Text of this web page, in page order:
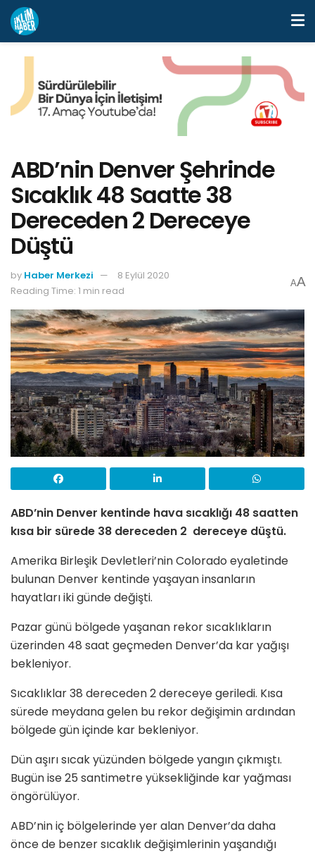
ABD’nin Denver Şehrinde
Sıcaklık 48 Saatte 38
Dereceden 2 Dereceye
Düştü
by Haber Merkezi
8 Eylül 2020
Reading Time: 1 min read
AA
ABD’nin Denver kentinde hava sıcaklığı 48 saatten
kısa bir sürede 38 dereceden 2 dereceye düştü.
Amerika Birleşik Devletleri’nin Colorado eyaletinde
bulunan Denver kentinde yaşayan insanların
hayatları iki günde değişti.
Pazar günü bölgede yaşanan rekor sıcaklıkların
üzerinden 48 saat geçmeden Denver’da kar yağışı
bekleniyor.
Sıcaklıklar 38 dereceden 2 dereceye geriledi. Kısa
sürede meydana gelen bu rekor değişimin ardından
bölgede gün içinde kar bekleniyor.
Dün aşırı sıcak yüzünden bölgede yangın çıkmıştı.
Bugün ise 25 santimetre yüksekliğinde kar yağması
öngörülüyor.
ABD’nin iç bölgelerinde yer alan Denver’da daha
önce de benzer sıcaklık değişimlerinin yaşandığı